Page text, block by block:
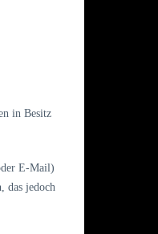
in Besitz
E-Mail)
das jedoch